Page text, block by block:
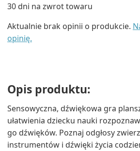
30 dni na zwrot towaru
Aktualnie brak opinii o produkcie.
opinię.
Opis produktu:
Sensowyczna, dźwiękowa gra
ułatwienia dziecku nauki
go dźwięków. Poznaj odgłosy
instrumentów i dźwięki życia